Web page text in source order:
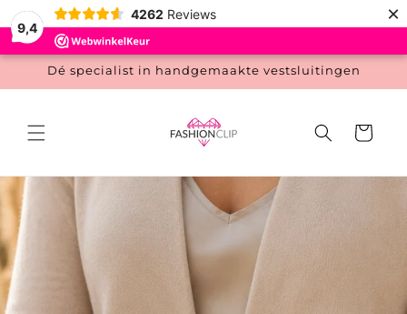
9,4
4262 Reviews ×
naar de
content
Dé specialist in handgemaakte vestsluitingen